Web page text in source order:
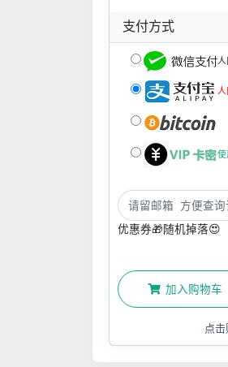
支付方式
人
使
优惠券🎁随机掉落😍
加入购物车
点